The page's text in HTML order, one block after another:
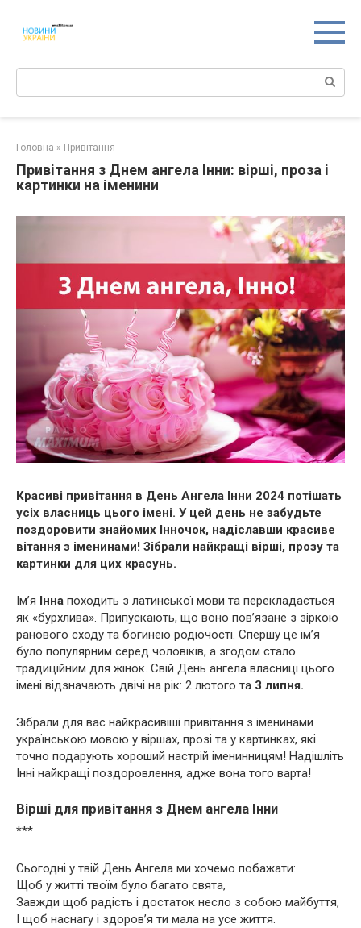
контенту
Поиск:
Головна » Привітання
Привітання з Днем ангела Інни: вірші, проза і
картинки на іменини
Красиві привітання в День Ангела Інни 2024 потішать
усіх власниць цього імені. У цей день не забудьте
поздоровити знайомих Інночок, надіславши красиве
вітання з іменинами! Зібрали найкращі вірші, прозу та
картинки для цих красунь.
Ім’я Інна походить з латинської мови та перекладається
як «бурхлива». Припускають, що воно пов’язане з зіркою
ранового сходу та богинею родючості. Спершу це ім’я
було популярним серед чоловіків, а згодом стало
традиційним для жінок. Свій День ангела власниці цього
імені відзначають двічі на рік: 2 лютого та 3 липня.
Зібрали для вас найкрасивіші привітання з іменинами
українською мовою у віршах, прозі та у картинках, які
точно подарують хороший настрій іменинницям! Надішліть
Інні найкращі поздоровлення, адже вона того варта!
Вірші для привітання з Днем ангела Інни
***
Сьогодні у твій День Ангела ми хочемо побажати:
Щоб у житті твоїм було багато свята,
Завжди щоб радість і достаток несло з собою майбуття,
І щоб наснагу і здоров’я ти мала на усе життя.